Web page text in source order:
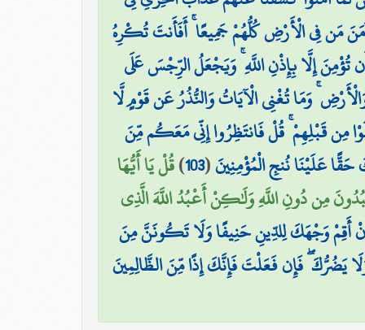
مَن فِي الْأَرْضِ كُلُّهُمْ جَمِيعًا ۚ أَفَأَنتَ تُكْرِهُ
تُؤْمِنَ إِلَّا بِإِذْنِ اللَّهِ ۚ وَيَجْعَلُ الرِّجْسَ عَلَى
وَمَا تُغْنِي الْآيَاتُ وَالنُّذُرُ عَن قَوْمٍ لَّا
مِن قَبْلِهِمْ ۚ قُلْ فَانتَظِرُوا إِنِّي مَعَكُم مِّنَ
عَلَيْنَا نُنجِ الْمُؤْمِنِينَ(
103
)قُلْ يَا أَيُّهَا
مِن دُونِ اللَّهِ وَلَٰكِنْ أَعْبُدُ اللَّهَ الَّذِي
أَقِمْ وَجْهَكَ لِلدِّينِ حَنِيفًا وَلَا تَكُونَنَّ مِنَ
يَضُرُّكَ ۖ فَإِن فَعَلْتَ فَإِنَّكَ إِذًا مِّنَ الظَّالِمِينَ